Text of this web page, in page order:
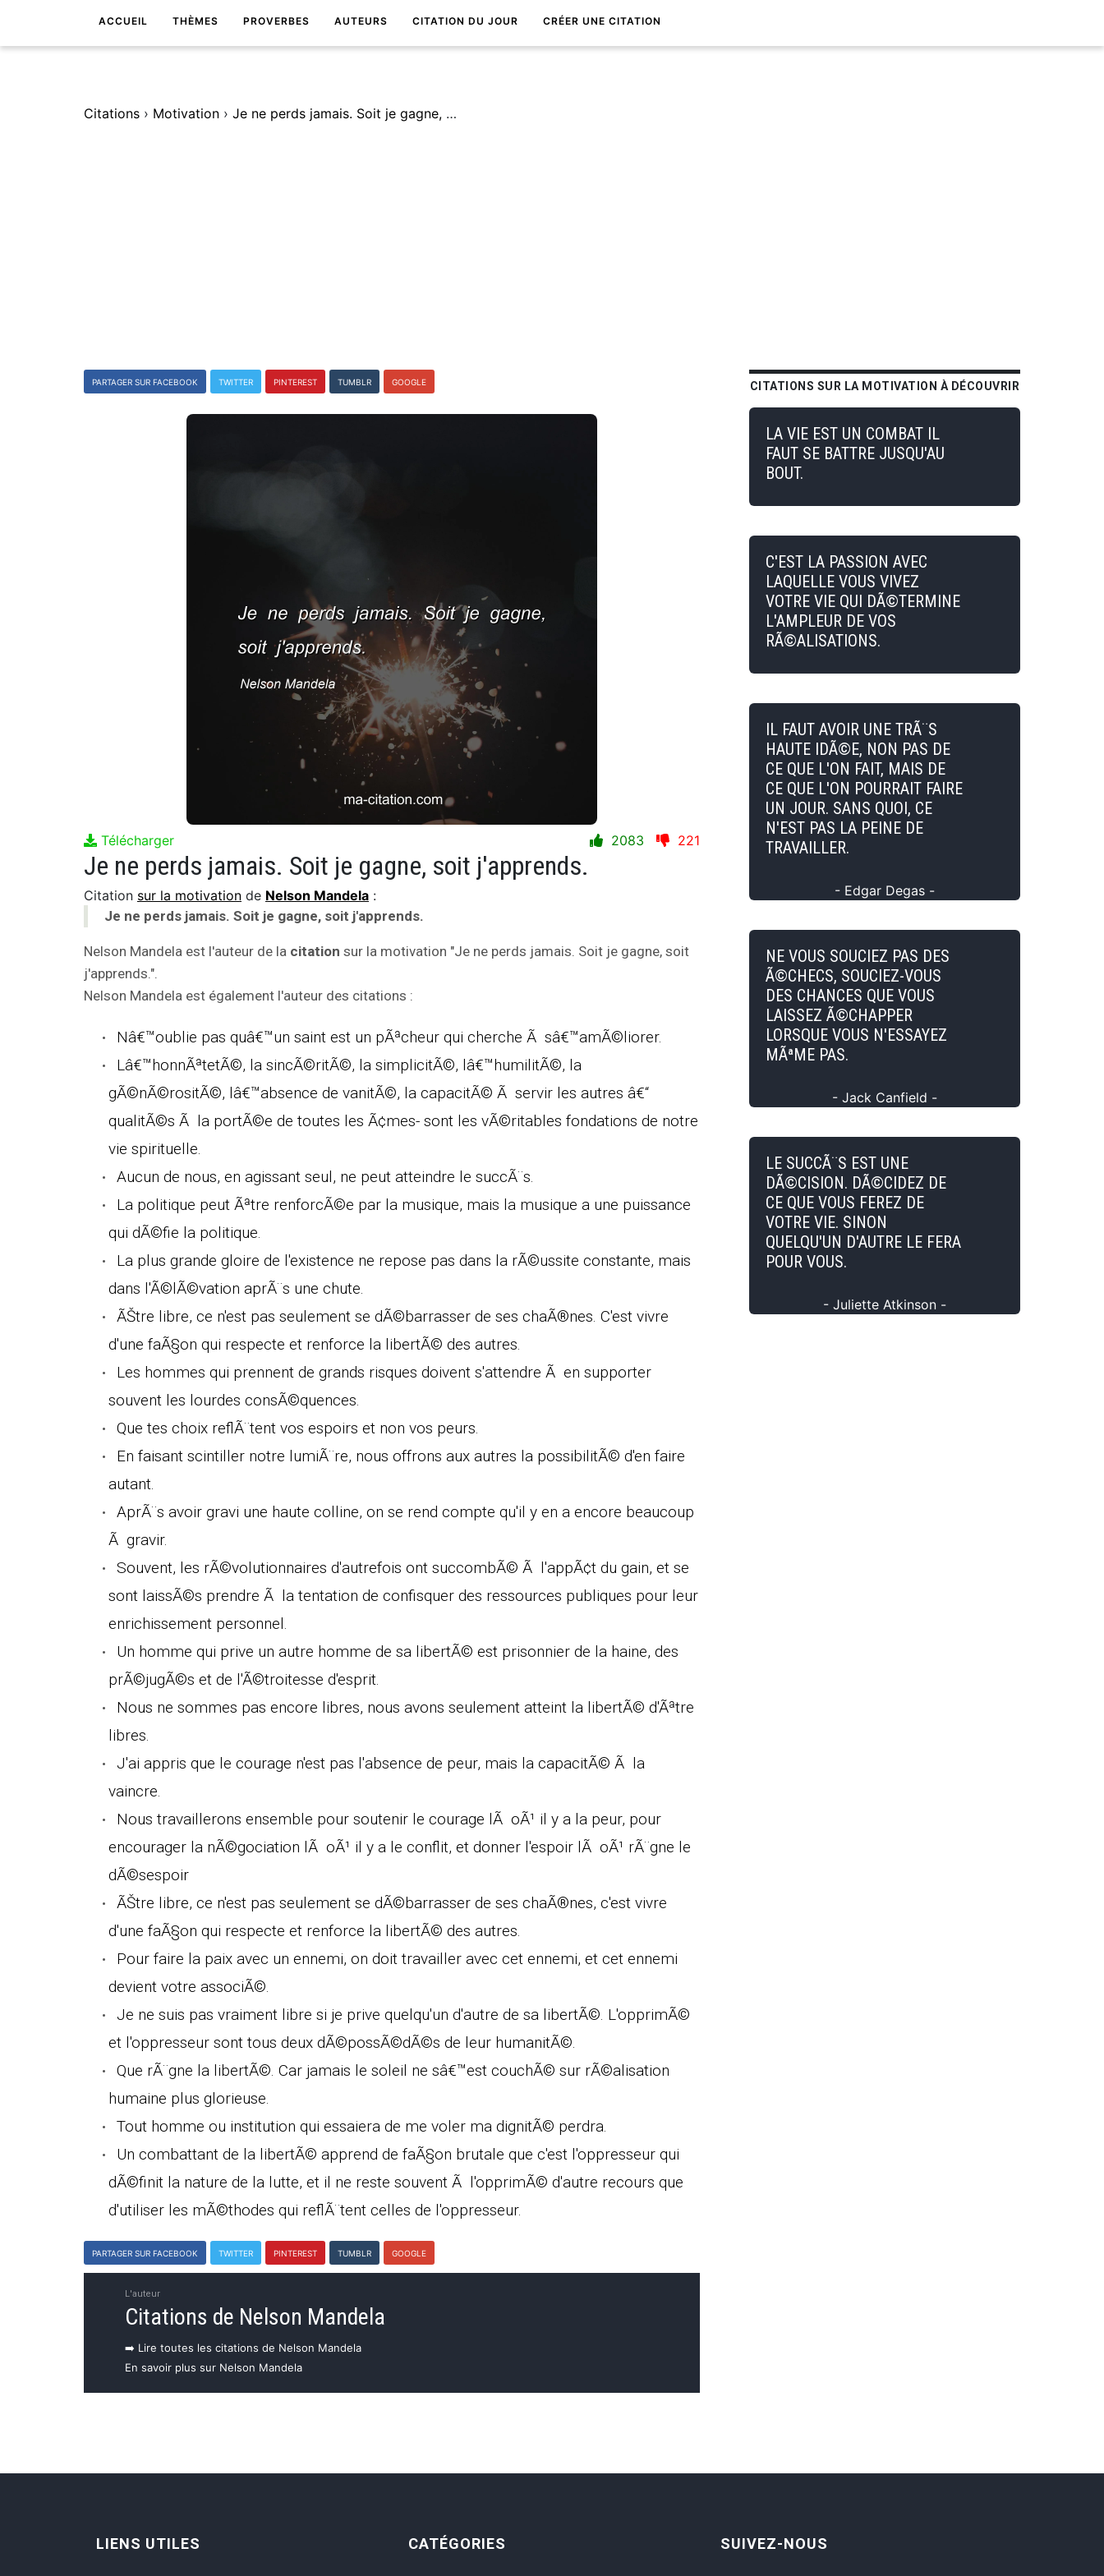
ACCUEIL THÈMES PROVERBES AUTEURS CITATION DU JOUR CRÉER UNE CITATION
Citations › Motivation › Je ne perds jamais. Soit je gagne, soit j'apprends.
PARTAGER SUR FACEBOOK TWITTER PINTEREST TUMBLR GOOGLE
Télécharger 2083 221
Je ne perds jamais. Soit je gagne, soit j'apprends.
Citation sur la motivation de Nelson Mandela :
Je ne perds jamais. Soit je gagne, soit j'apprends.
Nelson Mandela est l'auteur de la citation sur la motivation "Je ne perds jamais. Soit je gagne, soit
j'apprends.".
Nelson Mandela est également l'auteur des citations :
Nâ€™oublie pas quâ€™un saint est un pÃªcheur qui cherche Ã sâ€™amÃ©liorer.
Lâ€™honnÃªtetÃ©, la sincÃ©ritÃ©, la simplicitÃ©, lâ€™humilitÃ©, la
gÃ©nÃ©rositÃ©, lâ€™absence de vanitÃ©, la capacitÃ© Ã servir les autres â€“
qualitÃ©s Ã la portÃ©e de toutes les Ã¢mes- sont les vÃ©ritables fondations de notre
vie spirituelle.
Aucun de nous, en agissant seul, ne peut atteindre le succÃ¨s.
La politique peut Ãªtre renforcÃ©e par la musique, mais la musique a une puissance
qui dÃ©fie la politique.
La plus grande gloire de l'existence ne repose pas dans la rÃ©ussite constante, mais
dans l'Ã©lÃ©vation aprÃ¨s une chute.
ÃŠtre libre, ce n'est pas seulement se dÃ©barrasser de ses chaÃ®nes. C'est vivre
d'une faÃ§on qui respecte et renforce la libertÃ© des autres.
Les hommes qui prennent de grands risques doivent s'attendre Ã en supporter
souvent les lourdes consÃ©quences.
Que tes choix reflÃ¨tent vos espoirs et non vos peurs.
En faisant scintiller notre lumiÃ¨re, nous offrons aux autres la possibilitÃ© d'en faire
autant.
AprÃ¨s avoir gravi une haute colline, on se rend compte qu'il y en a encore beaucoup
Ã gravir.
Souvent, les rÃ©volutionnaires d'autrefois ont succombÃ© Ã l'appÃ¢t du gain, et se
sont laissÃ©s prendre Ã la tentation de confisquer des ressources publiques pour leur
enrichissement personnel.
Un homme qui prive un autre homme de sa libertÃ© est prisonnier de la haine, des
prÃ©jugÃ©s et de l'Ã©troitesse d'esprit.
Nous ne sommes pas encore libres, nous avons seulement atteint la libertÃ© d'Ãªtre
libres.
J'ai appris que le courage n'est pas l'absence de peur, mais la capacitÃ© Ã la
vaincre.
Nous travaillerons ensemble pour soutenir le courage lÃ oÃ¹ il y a la peur, pour
encourager la nÃ©gociation lÃ oÃ¹ il y a le conflit, et donner l'espoir lÃ oÃ¹ rÃ¨gne le
dÃ©sespoir
ÃŠtre libre, ce n'est pas seulement se dÃ©barrasser de ses chaÃ®nes, c'est vivre
d'une faÃ§on qui respecte et renforce la libertÃ© des autres.
Pour faire la paix avec un ennemi, on doit travailler avec cet ennemi, et cet ennemi
devient votre associÃ©.
Je ne suis pas vraiment libre si je prive quelqu'un d'autre de sa libertÃ©. L'opprimÃ©
et l'oppresseur sont tous deux dÃ©possÃ©dÃ©s de leur humanitÃ©.
Que rÃ¨gne la libertÃ©. Car jamais le soleil ne sâ€™est couchÃ© sur rÃ©alisation
humaine plus glorieuse.
Tout homme ou institution qui essaiera de me voler ma dignitÃ© perdra.
Un combattant de la libertÃ© apprend de faÃ§on brutale que c'est l'oppresseur qui
dÃ©finit la nature de la lutte, et il ne reste souvent Ã l'opprimÃ© d'autre recours que
d'utiliser les mÃ©thodes qui reflÃ¨tent celles de l'oppresseur.
PARTAGER SUR FACEBOOK TWITTER PINTEREST TUMBLR GOOGLE
L'auteur
Citations de Nelson Mandela
➡️ Lire toutes les citations de Nelson Mandela
En savoir plus sur Nelson Mandela
CITATIONS SUR LA MOTIVATION À DÉCOUVRIR
LA VIE EST UN COMBAT IL
FAUT SE BATTRE JUSQU'AU
BOUT.
C'EST LA PASSION AVEC
LAQUELLE VOUS VIVEZ
VOTRE VIE QUI DÃ©TERMINE
L'AMPLEUR DE VOS
RÃ©ALISATIONS.
IL FAUT AVOIR UNE TRÃ¨S
HAUTE IDÃ©E, NON PAS DE
CE QUE L'ON FAIT, MAIS DE
CE QUE L'ON POURRAIT FAIRE
UN JOUR. SANS QUOI, CE
N'EST PAS LA PEINE DE
TRAVAILLER.
- Edgar Degas -
NE VOUS SOUCIEZ PAS DES
Ã©CHECS, SOUCIEZ-VOUS
DES CHANCES QUE VOUS
LAISSEZ Ã©CHAPPER
LORSQUE VOUS N'ESSAYEZ
MÃªME PAS.
- Jack Canfield -
LE SUCCÃ¨S EST UNE
DÃ©CISION. DÃ©CIDEZ DE
CE QUE VOUS FEREZ DE
VOTRE VIE. SINON
QUELQU'UN D'AUTRE LE FERA
POUR VOUS.
- Juliette Atkinson -
LIENS UTILES CATÉGORIES SUIVEZ-NOUS